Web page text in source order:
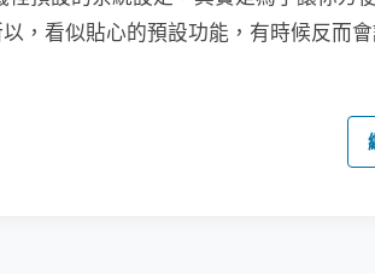
，看似貼心的預設功能，有時候反而